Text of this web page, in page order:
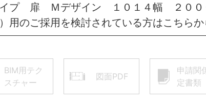
プ 扉 Ｍデザイン １０１４幅 ２０
のご採用を検討されている方はこちらか
BIM用テク
スチャー
図面PDF
申請関
定書類